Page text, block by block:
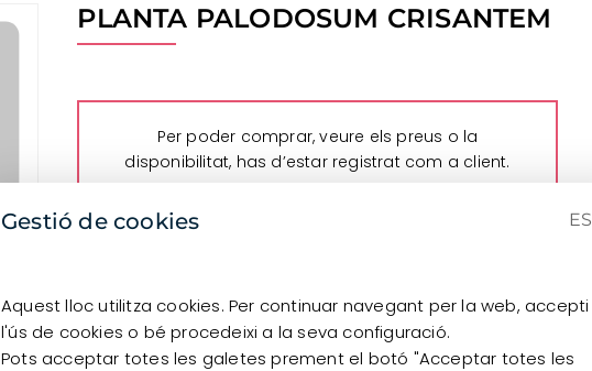
PLANTA PALODOSUM CRISANTEM
Per poder comprar, veure els preus o la
disponibilitat, has d’estar registrat com a client.
Gestió de cookies ES
Aquest lloc utilitza cookies. Per continuar navegant per la web, accepti
l'ús de cookies o bé procedeixi a la seva configuració.
Pots acceptar totes les galetes prement el botó "Acceptar totes les